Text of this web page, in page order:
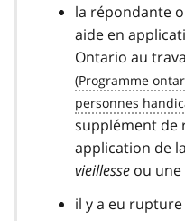
la répondante
aide en
Ontario au
supplément de
application de la
vieillesse ou
il y a eu